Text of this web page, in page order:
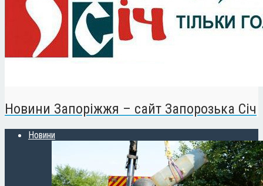
Новини Запоріжжя – сайт Запорозька Січ
Новини